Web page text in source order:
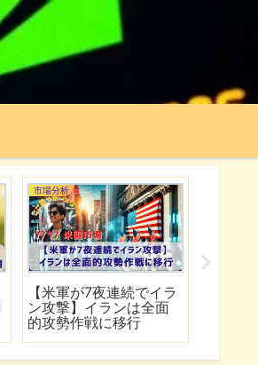
ポートフォリオ
【2026年6月】2億
8,890万円のポートフォ
リオ公開『米国ETF・個